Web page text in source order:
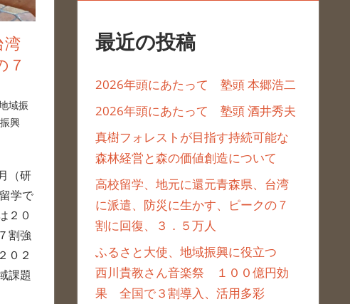
湾
７
域振
興
（研
学で
２０
割強
０２
課題
最近の投稿
2026年頭にあたって 塾頭 本郷浩二
2026年頭にあたって 塾頭 酒井秀夫
真樹フォレストが目指す持続可能な
森林経営と森の価値創造について
高校留学、地元に還元青森県、台湾
に派遣、防災に生かす、ピークの７
割に回復、３．５万人
ふるさと大使、地域振興に役立つ
西川貴教さん音楽祭 １００億円効
果 全国で３割導入、活用多彩